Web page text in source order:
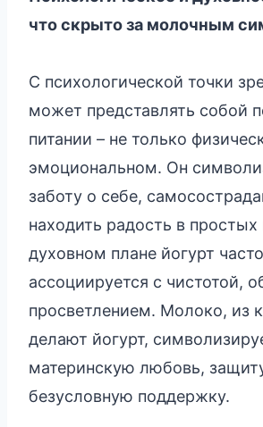
что скрыто за молочным
С психологической точки
может представлять собой
питании – не только
эмоциональном. Он
заботу о себе,
находить радость в
духовном плане йогурт часто
ассоциируется с чистотой,
просветлением. Молоко, из
делают йогурт,
материнскую любовь,
безусловную поддержку.